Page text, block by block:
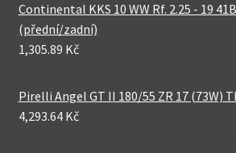
Continental KKS 10 WW Rf. 2.25 - 19
(přední/zadní)
1,305.89 Kč
Pirelli Angel GT II 180/55 ZR 17 (73W)
4,293.64 Kč